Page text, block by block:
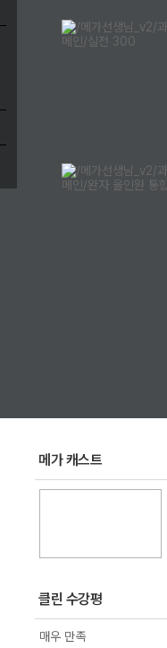
메가 캐스트
클린 수강평
매우 만족